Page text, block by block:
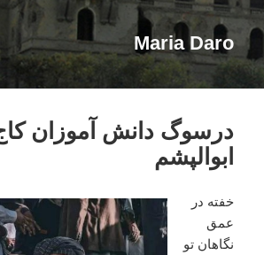
Maria Daro
درسوگ دانش آموزان کاج
ابوالپشم
خفته در
عمق
نگاهان تو